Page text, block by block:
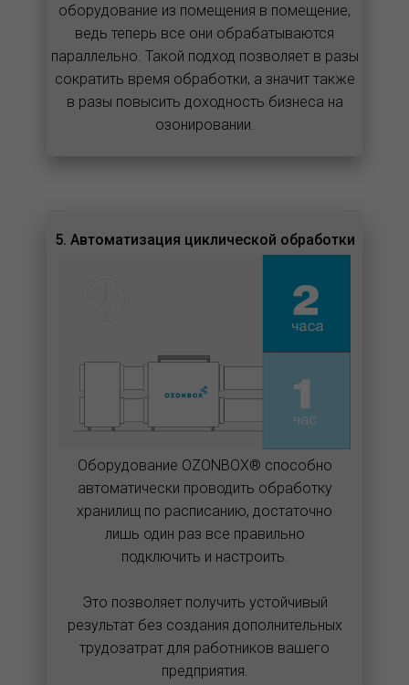
оборудование из помещения в помещение,
ведь теперь все они обрабатываются
параллельно. Такой подход позволяет в разы
сократить время обработки, а значит также
в разы повысить доходность бизнеса на
озонировании.
5. Автоматизация циклической обработки
Оборудование OZONBOX® способно
автоматически проводить обработку
хранилищ по расписанию, достаточно
лишь один раз все правильно
подключить и настроить.
Это позволяет получить устойчивый
результат без создания дополнительных
трудозатрат для работников вашего
предприятия.